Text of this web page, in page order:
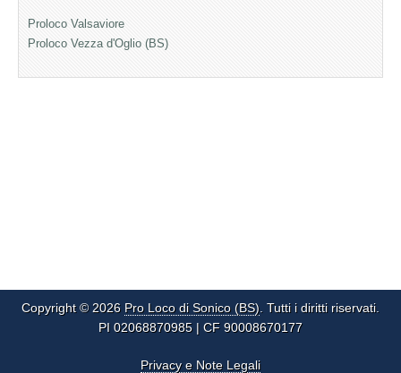
Proloco Valsaviore
Proloco Vezza d'Oglio (BS)
Copyright © 2026 Pro Loco di Sonico (BS). Tutti i diritti riservati.
PI 02068870985 | CF 90008670177
Privacy e Note Legali